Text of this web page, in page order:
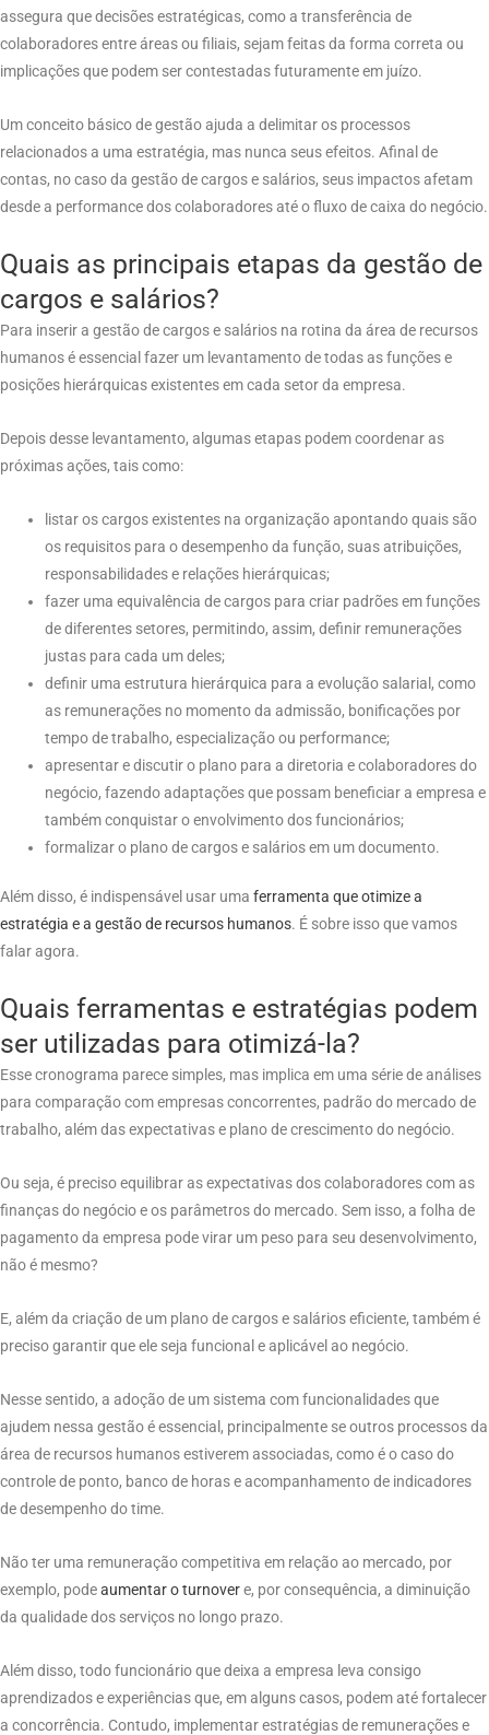
assegura que decisões estratégicas, como a transferência de
colaboradores entre áreas ou filiais, sejam feitas da forma correta ou
implicações que podem ser contestadas futuramente em juízo.
Um conceito básico de gestão ajuda a delimitar os processos
relacionados a uma estratégia, mas nunca seus efeitos. Afinal de
contas, no caso da gestão de cargos e salários, seus impactos afetam
desde a performance dos colaboradores até o fluxo de caixa do negócio.
Quais as principais etapas da gestão de
cargos e salários?
Para inserir a gestão de cargos e salários na rotina da área de recursos
humanos é essencial fazer um levantamento de todas as funções e
posições hierárquicas existentes em cada setor da empresa.
Depois desse levantamento, algumas etapas podem coordenar as
próximas ações, tais como:
listar os cargos existentes na organização apontando quais são
os requisitos para o desempenho da função, suas atribuições,
responsabilidades e relações hierárquicas;
fazer uma equivalência de cargos para criar padrões em funções
de diferentes setores, permitindo, assim, definir remunerações
justas para cada um deles;
definir uma estrutura hierárquica para a evolução salarial, como
as remunerações no momento da admissão, bonificações por
tempo de trabalho, especialização ou performance;
apresentar e discutir o plano para a diretoria e colaboradores do
negócio, fazendo adaptações que possam beneficiar a empresa e
também conquistar o envolvimento dos funcionários;
formalizar o plano de cargos e salários em um documento.
Além disso, é indispensável usar uma ferramenta que otimize a
estratégia e a gestão de recursos humanos. É sobre isso que vamos
falar agora.
Quais ferramentas e estratégias podem
ser utilizadas para otimizá-la?
Esse cronograma parece simples, mas implica em uma série de análises
para comparação com empresas concorrentes, padrão do mercado de
trabalho, além das expectativas e plano de crescimento do negócio.
Ou seja, é preciso equilibrar as expectativas dos colaboradores com as
finanças do negócio e os parâmetros do mercado. Sem isso, a folha de
pagamento da empresa pode virar um peso para seu desenvolvimento,
não é mesmo?
E, além da criação de um plano de cargos e salários eficiente, também é
preciso garantir que ele seja funcional e aplicável ao negócio.
Nesse sentido, a adoção de um sistema com funcionalidades que
ajudem nessa gestão é essencial, principalmente se outros processos da
área de recursos humanos estiverem associadas, como é o caso do
controle de ponto, banco de horas e acompanhamento de indicadores
de desempenho do time.
Não ter uma remuneração competitiva em relação ao mercado, por
exemplo, podeaumentar o turnovere, por consequência, a diminuição
da qualidade dos serviços no longo prazo.
Além disso, todo funcionário que deixa a empresa leva consigo
aprendizados e experiências que, em alguns casos, podem até fortalecer
a concorrência. Contudo, implementar estratégias de remunerações e